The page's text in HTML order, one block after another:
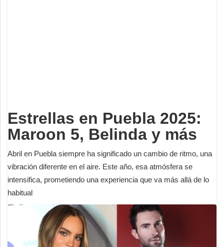
Estrellas en Puebla 2025:
Maroon 5, Belinda y más
Abril en Puebla siempre ha significado un cambio de ritmo, una
vibración diferente en el aire. Este año, esa atmósfera se
intensifica, prometiendo una experiencia que va más allá de lo
habitual